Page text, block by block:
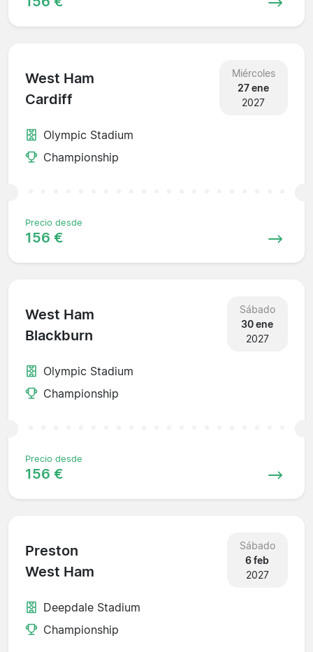
West Ham
Cardiff
Miércoles
27 ene
2027
Olympic Stadium
Championship
Precio desde
156 €
West Ham
Blackburn
Sábado
30 ene
2027
Olympic Stadium
Championship
Precio desde
156 €
Preston
West Ham
Sábado
6 feb
2027
Deepdale Stadium
Championship